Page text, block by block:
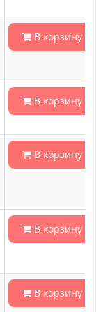
В корзину
В корзину
В корзину
В корзину
В корзину